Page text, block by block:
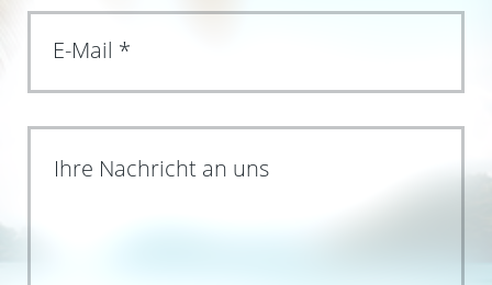
Ihre Nachricht an uns